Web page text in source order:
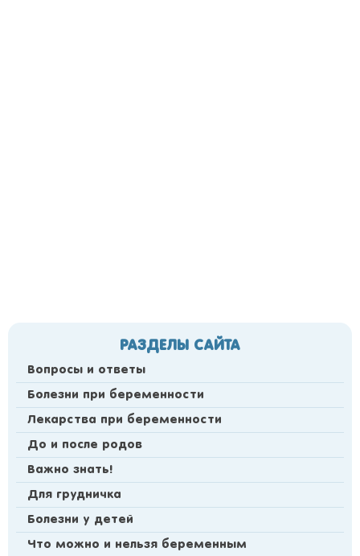
РАЗДЕЛЫ САЙТА
Вопросы и ответы
Болезни при беременности
Лекарства при беременности
До и после родов
Важно знать!
Для грудничка
Болезни у детей
Что можно и нельзя беременным